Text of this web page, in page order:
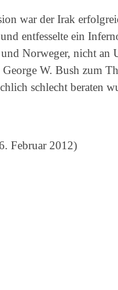
war der Irak
entfesselte ein
Norweger, nicht an
W. Bush zum
schlecht beraten
Februar 2012)